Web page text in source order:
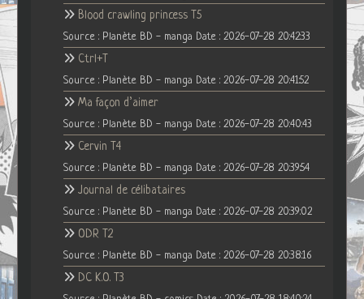
Blood crawling princess T5
Source : Planète BD - manga Date : 2026-07-28 20:42:33
Ctrl+T
Source : Planète BD - manga Date : 2026-07-28 20:41:52
Ma façon d’aimer
Source : Planète BD - manga Date : 2026-07-28 20:40:43
Cervin T4
Source : Planète BD - manga Date : 2026-07-28 20:39:54
Journal de célibataires
Source : Planète BD - manga Date : 2026-07-28 20:39:02
ODR T2
Source : Planète BD - manga Date : 2026-07-28 20:38:16
DC K.O. T3